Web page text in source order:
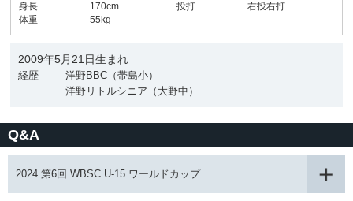
身長
170cm 投打
右投右打
体重
55kg
2009年5月21日生まれ
経歴
洋野BBC（帯島小）
洋野リトルシニア（大野中）
Q&A
2024 第6回 WBSC U-15 ワールドカップ